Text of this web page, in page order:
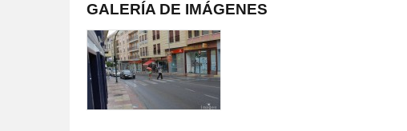
GALERÍA DE IMÁGENES